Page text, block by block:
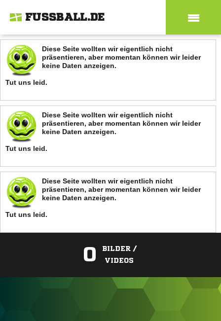
FUSSBALL.DE
Diese Seite wollten wir eigentlich nicht
präsentieren, aber momentan können wir leider
keine Daten anzeigen.
Tut uns leid.
Diese Seite wollten wir eigentlich nicht
präsentieren, aber momentan können wir leider
keine Daten anzeigen.
Tut uns leid.
Diese Seite wollten wir eigentlich nicht
präsentieren, aber momentan können wir leider
keine Daten anzeigen.
Tut uns leid.
0
BILDER /
VIDEOS